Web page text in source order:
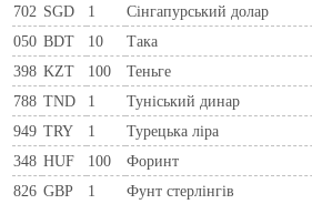
702 SGD 1 Сінгапурський долар
050 BDT 10 Така
398 KZT 100 Теньге
788 TND 1 Туніський динар
949 TRY 1 Турецька ліра
348 HUF 100 Форинт
826 GBP 1 Фунт стерлінгів